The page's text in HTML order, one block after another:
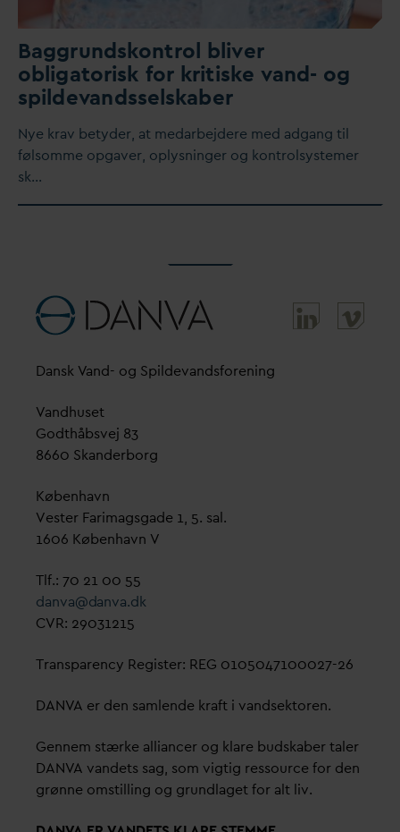
Baggrundskontrol bliver
obligatorisk for kritiskevand- og
spildevandsselskaber
Nye krav betyder, at medarbejdere med adgang til
følsomme opgaver, oplysninger og kontrolsystemer
sk…
Dansk Vand- og Spildevandsforening
Vandhuset
Godthåbsvej 83
8660 Skanderborg
København
Vester Farimagsgade 1, 5. sal.
1606 København V
Tlf.: 70 21 00 55
danva@danva.dk
CVR: 29031215
Transparency Register: REG 0105047100027-26
DANVA er den samlende kraft i vandsektoren.
Gennem stærke alliancer og klare budskaber taler
DANVA vandets sag, som vigtig ressource for den
grønne omstilling og grundlaget for alt liv.